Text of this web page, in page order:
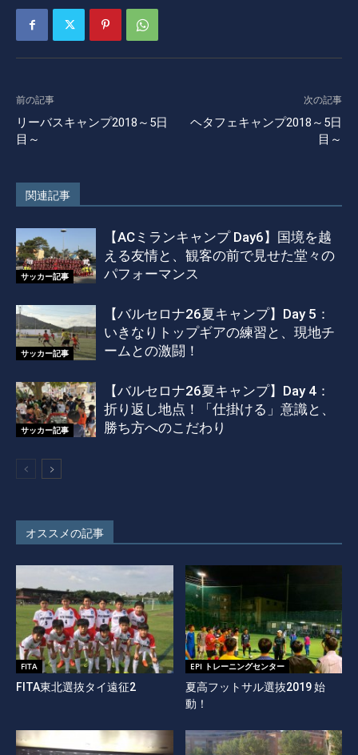
前の記事
リーバスキャンプ2018～5日
目～
次の記事
ヘタフェキャンプ2018～5日
目～
関連記事
サッカー記事
【ACミランキャンプ Day6】国境を越
える友情と、観客の前で見せた堂々の
パフォーマンス
サッカー記事
【バルセロナ26夏キャンプ】Day 5：
いきなりトップギアの練習と、現地チ
ームとの激闘！
サッカー記事
【バルセロナ26夏キャンプ】Day 4：
折り返し地点！「仕掛ける」意識と、
勝ち方へのこだわり
オススメの記事
FITA
FITA東北選抜タイ遠征2
EPI トレーニングセンター
夏高フットサル選抜2019 始
動！